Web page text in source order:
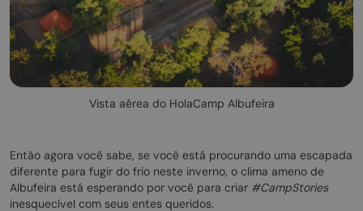
Vista aérea do HolaCamp Albufeira
Então agora você sabe, se você está procurando uma escapada
diferente para fugir do frio neste inverno, o clima ameno de
Albufeira está esperando por você para criar #CampStories
inesquecível com seus entes queridos.